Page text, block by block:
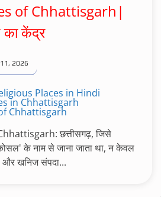
of Chhattisgarh|
का केंद्र
2026
Places in Hindi
in Chhattisgarh
Chhattisgarh
छत्तीसगढ़, जिसे
के नाम से जाना जाता था, न केवल
और खनिज संपदा...